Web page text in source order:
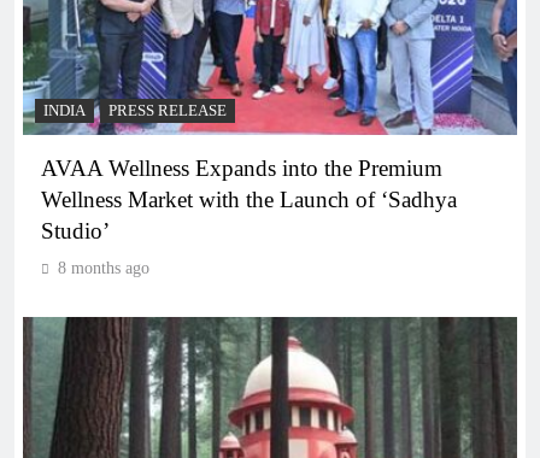
INDIA PRESS RELEASE
AVAA Wellness Expands into the Premium
Wellness Market with the Launch of ‘Sadhya
Studio’
8 months ago